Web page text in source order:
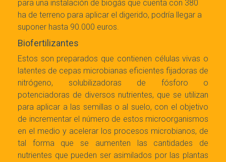
para una instalación de biogás que cuenta con 380
ha de terreno para aplicar el digerido, podría llegar a
suponer hasta 90.000 euros.
Biofertilizantes
Estos son preparados que contienen células vivas o
latentes de cepas microbianas eficientes fijadoras de
nitrógeno, solubilizadoras de fósforo o
potenciadoras de diversos nutrientes, que se utilizan
para aplicar a las semillas o al suelo, con el objetivo
de incrementar el número de estos microorganismos
en el medio y acelerar los procesos microbianos, de
tal forma que se aumenten las cantidades de
nutrientes que pueden ser asimilados por las plantas